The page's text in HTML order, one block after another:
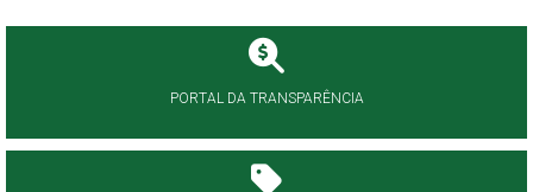
PORTAL DA TRANSPARÊNCIA